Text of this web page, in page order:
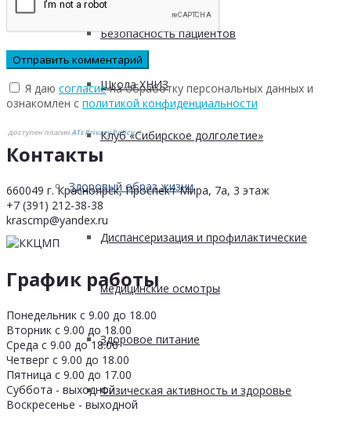
Безопасность пациентов
Школа ХНИЗ
Клуб «Сибирское долголетие»
Здоровый образ жизни
Диспансеризация и профилактические
медицинские осмотры
Здоровое питание
Физическая активность и здоровье
Я даю согласиена обработку персональных данных и
ознакомлен с политикой конфиденциальности
доступен плагинATs Privacy Policy©
Контакты
660049 г. Красноярск, Проспект Мира, 7а, 3 этаж
+7 (391) 212-38-38
krascmp@yandex.ru
График работы
Понедельник с 9.00 до 18.00
Вторник с 9.00 до 18.00
Среда с 9.00 до 18.00
Четверг с 9.00 до 18.00
Пятница с 9.00 до 17.00
Суббота - выходной
Воскресенье - выходной